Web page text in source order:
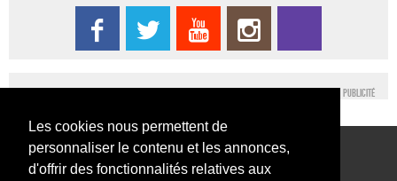
Les cookies nous permettent de
personnaliser le contenu et les annonces,
d'offrir des fonctionnalités relatives aux
Publicité
Conditions générales d’utilisation
Nous contacter
Conditions générales de vente
Mentions légales